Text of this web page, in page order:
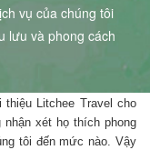
vụ của chúng tôi
lưu và phong cách
Litchee Travel cho
nhận xét họ thích phong
tôi đến mức nào. Vậy